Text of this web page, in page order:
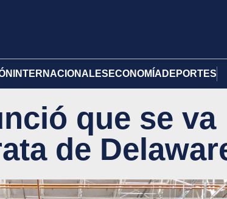
INTERNACIONALES ECONOMÍA DEPORTES
que se va
de